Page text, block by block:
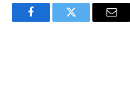
FacebookTwitter